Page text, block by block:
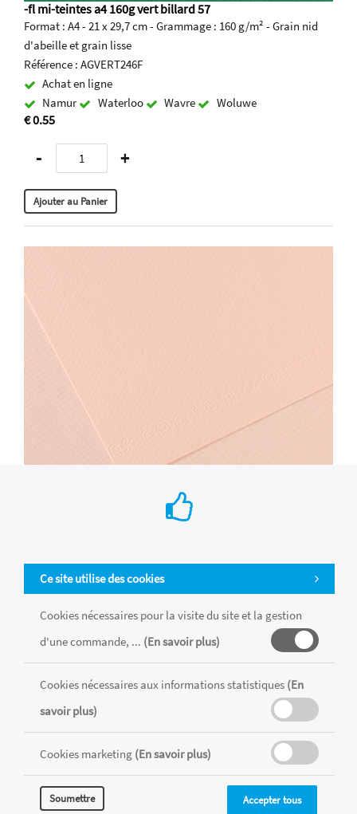
-fl mi-teintes a4 160g vert billard 57
Format : A4 - 21 x 29,7 cm - Grammage : 160 g/m² - Grain nid
d'abeille et grain lisse
Référence : AGVERT246F
Achat en ligne
Namur
Waterloo Wavre Woluwe
€ 0.55
- +
Fl mi-teintes a4 160g aurore 103
Format : A4 - 21 x 29,7 cm - Grammage : 160 g/m² - Grain nid
d'abeille et grain lisse
Référence : AGAURO240H
Achat en ligne
-
Ce site utilise des cookies
Cookies nécessaires pour la visite du site et la gestion
d'une commande, ... (En savoir plus)
Cookies nécessaires aux informations statistiques (En
savoir plus)
Cookies marketing (En savoir plus)
Soumettre Accepter tous